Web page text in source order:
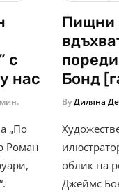
с
нас
„По
Роман
Пищни
Бонд
ByДиляна
облик на
Джеймс